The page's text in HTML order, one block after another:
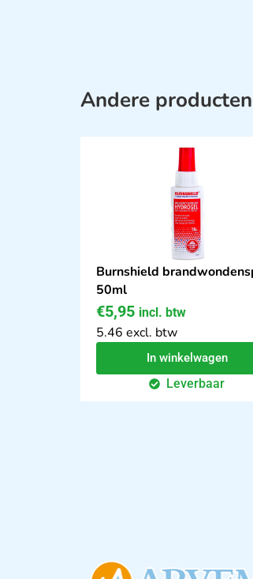
Andere
Burnshield
50ml
€5,95 incl. btw
5.46 excl. btw
In winkelwagen
Leverbaar